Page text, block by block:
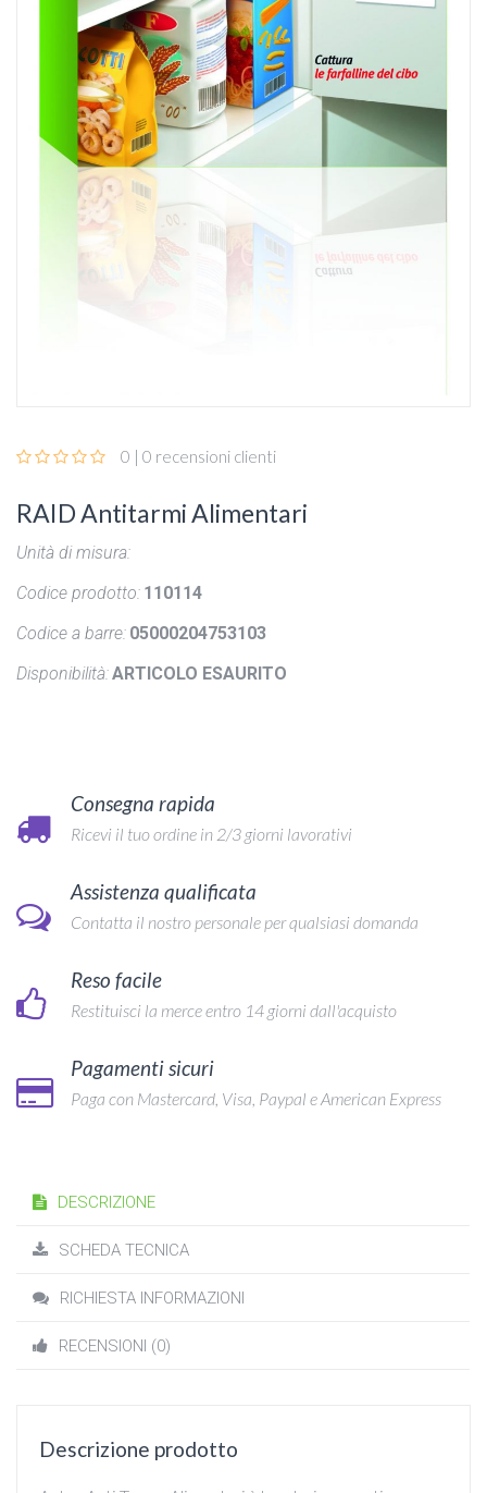
0 | 0 recensioni clienti
RAID Antitarmi Alimentari
Unità di misura:
Codice prodotto: 110114
Codice a barre: 05000204753103
Disponibilità:ARTICOLO ESAURITO
Consegna rapida
Ricevi il tuo ordine in 2/3 giorni lavorativi
Assistenza qualificata
Contatta il nostro personale per qualsiasi domanda
Reso facile
Restituisci la merce entro 14 giorni dall'acquisto
Pagamenti sicuri
Paga con Mastercard, Visa, Paypal e American Express
DESCRIZIONE
SCHEDA TECNICA
RICHIESTA INFORMAZIONI
RECENSIONI (0)
Descrizione prodotto